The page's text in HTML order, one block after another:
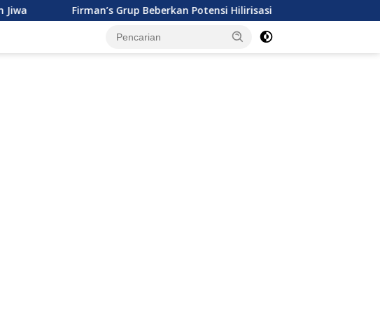
Firman’s Grup Beberkan Potensi Hilirisasi Industri Pala dan Kelapa ke Wakil